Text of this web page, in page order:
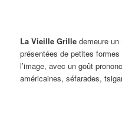
La Vieille Grille demeure
présentées de petites
l’image, avec un goût
américaines, séfarades,